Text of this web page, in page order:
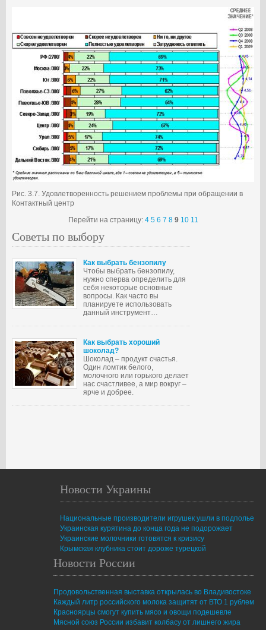
Рис. 3.7. Удовлетворенность решением проблемы при обращении в
Контактный центр
Перейти на страницу: 4 5 6 7 8 9 10 11
Советы по выбору
Как выбрать бензопилу
Чтобы выбрать бензопилу,
нужно сперва определить для
себя некоторые основные
вопросы. Как часто вы
планируете использовать
данный инструмент…
Как выбрать хороший
шоколад?
Шоколад – продукт счастья.
Один ломтик белого,
молочного или горького делает
нас счастливее, а мир вокруг –
ярче и добрее.
Новости Украины
Национальные производители игрушек ушли в подполье
Украинская курятина до конца года не подорожает
Украинские молочники готовятся к кризису
Крымская клубника стоит дороже турецкой
Новости России
Продовольственная выставка открылась во Владивостоке
Каждый литр российского молока защитят от ВТО 1 рублем
Красноярцы смогут купить мясо и овощи подешевле
Мясной союз России избавит колбасу от лишнего жира